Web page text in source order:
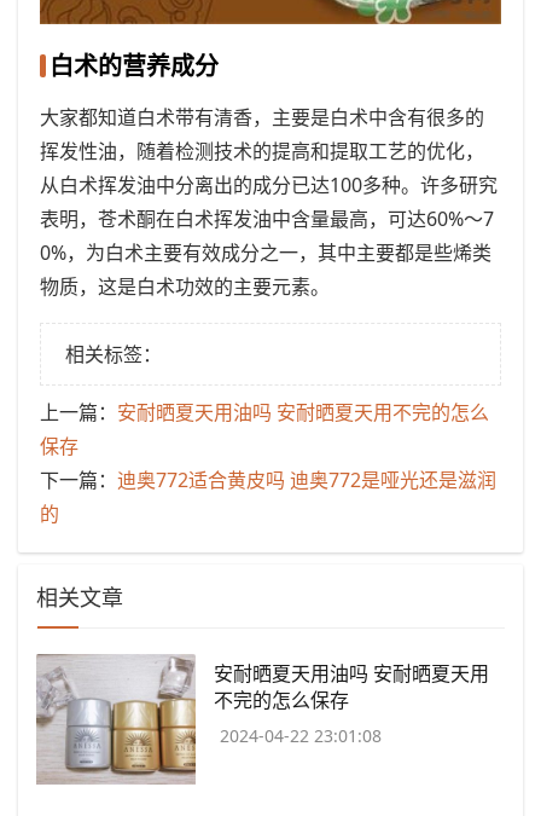
白术的营养成分
大家都知道白术带有清香，主要是白术中含有很多的
挥发性油，随着检测技术的提高和提取工艺的优化，
从白术挥发油中分离出的成分已达100多种。许多研究
表明，苍术酮在白术挥发油中含量最高，可达60%～7
0%，为白术主要有效成分之一，其中主要都是些烯类
物质，这是白术功效的主要元素。
相关标签：
上一篇： ​安耐晒夏天用油吗 安耐晒夏天用不完的怎么
保存
下一篇： ​迪奥772适合黄皮吗 迪奥772是哑光还是滋润
的
相关文章
​安耐晒夏天用油吗 安耐晒夏天用
不完的怎么保存
2024-04-22 23:01:08